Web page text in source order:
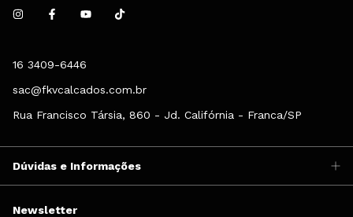
16 3409-6446
sac@fkvcalcados.com.br
Rua Francisco Társia, 860 - Jd. Califórnia - Franca/SP
Dúvidas e Informações
Newsletter